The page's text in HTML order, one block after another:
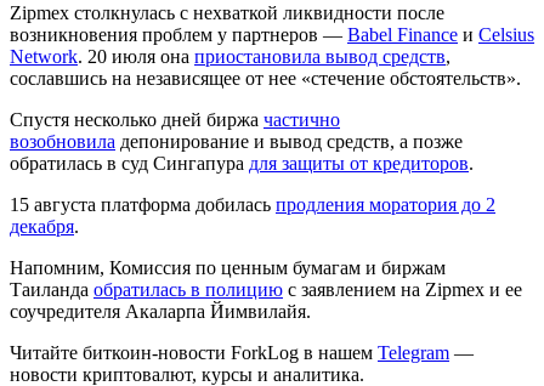
Zipmex столкнулась с нехваткой ликвидности после
возникновения проблем у партнеров — Babel Finance и Celsius
Network. 20 июля она приостановила вывод средств,
сославшись на независящее от нее «стечение обстоятельств».
Спустя несколько дней биржа частично
возобновила депонирование и вывод средств, а позже
обратилась в суд Сингапура для защиты от кредиторов.
15 августа платформа добилась продления моратория до 2
декабря.
Напомним, Комиссия по ценным бумагам и биржам
Таиланда обратилась в полицию с заявлением на Zipmex и ее
соучредителя Акаларпа Йимвилайя.
Читайте биткоин-новости ForkLog в нашем Telegram —
новости криптовалют, курсы и аналитика.